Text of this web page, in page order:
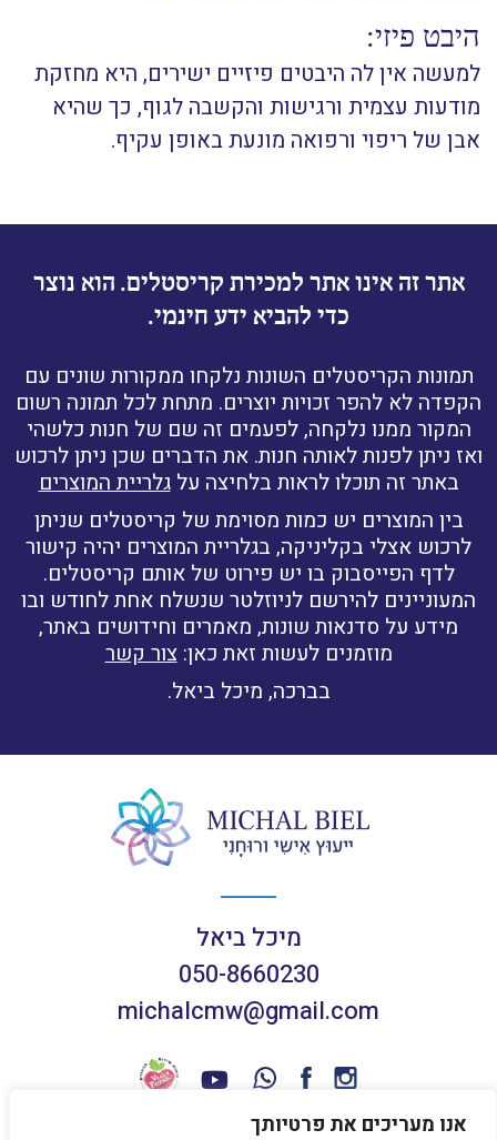
אנו מעריכים את פרטיותך
היבט פיזי:
למעשה אין לה היבטים פיזיים ישירים, היא מחזקת
מודעות עצמית ורגישות והקשבה לגוף, כך שהיא
אבן של ריפוי ורפואה מונעת באופן עקיף.
אתר זה אינו אתר למכירת קריסטלים. הוא נוצר
כדי להביא ידע חינמי.
תמונות הקריסטלים השונות נלקחו ממקורות שונים עם
הקפדה לא להפר זכויות יוצרים. מתחת לכל תמונה רשום
המקור ממנו נלקחה, לפעמים זה שם של חנות כלשהי
ואז ניתן לפנות לאותה חנות. את הדברים שכן ניתן לרכוש
באתר זה תוכלו לראות בלחיצה עלגלריית המוצרים
בין המוצרים יש כמות מסוימת של קריסטלים שניתן
לרכוש אצלי בקליניקה, בגלריית המוצרים יהיה קישור
לדף הפייסבוק בו יש פירוט של אותם קריסטלים.
המעוניינים להירשם לניוזלטר שנשלח אחת לחודש ובו
מידע על סדנאות שונות, מאמרים וחידושים באתר,
מוזמנים לעשות זאת כאן:צור קשר
בברכה, מיכל ביאל.
מיכל ביאל
050-8660230
michalcmw@gmail.com